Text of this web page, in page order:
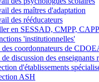
des maîtres d'adaptation
des rééducateurs
en SESSAD, CMPP,
'institutionnelles'
coordonnateurs de
discussion des enseignants
d'établissements
ASH